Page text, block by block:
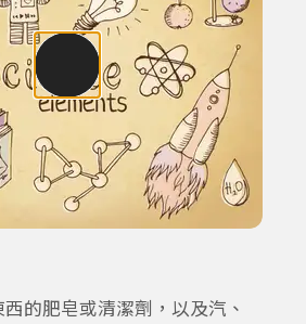
的肥皂或清潔劑，以及汽、